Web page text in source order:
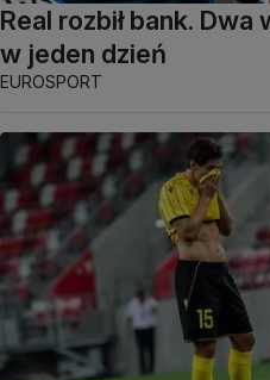
Real rozbił bank. Dwa
w jeden dzień
EUROSPORT